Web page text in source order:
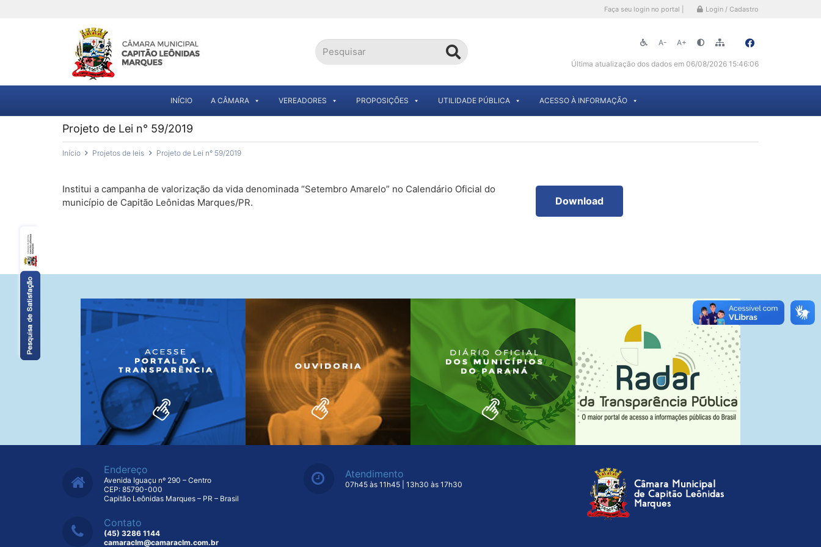
Faça seu login no portal | Login / Cadastro
A- A+
Última atualização dos dados em 06/08/2026 15:46:06
INÍCIO A CÂMARA VEREADORES PROPOSIÇÕES UTILIDADE PÚBLICA ACESSO À INFORMAÇÃO
Projeto de Lei n° 59/2019
Início Projetos de leis Projeto de Lei n° 59/2019
Institui a campanha de valorização da vida denominada “Setembro Amarelo” no Calendário Oficial do
município de Capitão Leônidas Marques/PR.
Download
Endereço
Avenida Iguaçu nº 290 – Centro
CEP: 85790-000
Capitão Leônidas Marques – PR – Brasil
Contato
(45) 3286 1144
camaraclm@camaraclm.com.br
Atendimento
07h45 às 11h45 | 13h30 às 17h30